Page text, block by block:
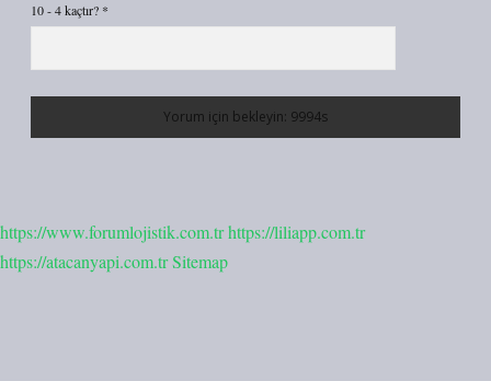
10 - 4 kaçtır? *
https://www.forumlojistik.com.trhttps://liliapp.com.tr
https://atacanyapi.com.trSitemap